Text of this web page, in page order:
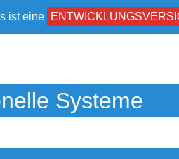
ist eine
Systeme